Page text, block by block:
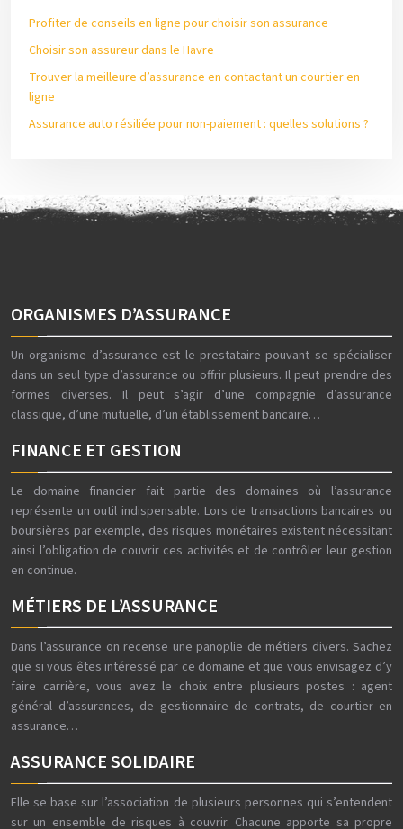
Profiter de conseils en ligne pour choisir son assurance
Choisir son assureur dans le Havre
Trouver la meilleure d’assurance en contactant un courtier en
ligne
Assurance auto résiliée pour non-paiement : quelles solutions ?
ORGANISMES D’ASSURANCE
Un organisme d’assurance est le prestataire pouvant se spécialiser
dans un seul type d’assurance ou offrir plusieurs. Il peut prendre des
formes diverses. Il peut s’agir d’une compagnie d’assurance
classique, d’une mutuelle, d’un établissement bancaire…
FINANCE ET GESTION
Le domaine financier fait partie des domaines où l’assurance
représente un outil indispensable. Lors de transactions bancaires ou
boursières par exemple, des risques monétaires existent nécessitant
ainsi l’obligation de couvrir ces activités et de contrôler leur gestion
en continue.
MÉTIERS DE L’ASSURANCE
Dans l’assurance on recense une panoplie de métiers divers. Sachez
que si vous êtes intéressé par ce domaine et que vous envisagez d’y
faire carrière, vous avez le choix entre plusieurs postes : agent
général d’assurances, de gestionnaire de contrats, de courtier en
assurance…
ASSURANCE SOLIDAIRE
Elle se base sur l’association de plusieurs personnes qui s’entendent
sur un ensemble de risques à couvrir. Chacune apporte sa propre